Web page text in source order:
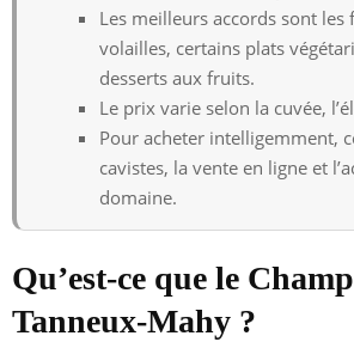
Les meilleurs accords sont les
volailles, certains plats
desserts aux fruits.
Le prix varie selon la cuvée,
Pour acheter intelligemment,
cavistes, la vente en ligne et
domaine.
Qu’est-ce que le
Tanneux-Mahy ?